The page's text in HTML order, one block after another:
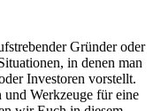
Gründer oder
in denen man
Investoren vorstellt.
Werkzeuge für eine